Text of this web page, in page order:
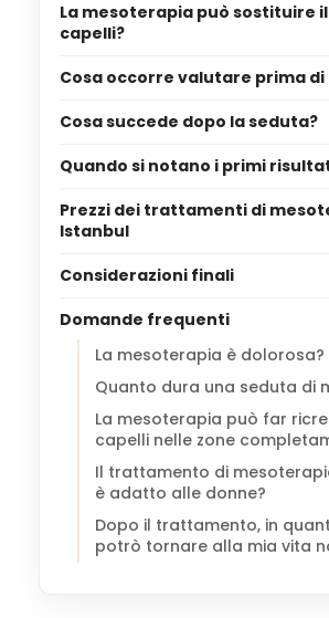
La mesoterapia può sostituire
capelli?
Cosa occorre valutare prima di
Cosa succede dopo la seduta?
Quando si notano i primi
Prezzi dei trattamenti di
Istanbul
Considerazioni finali
Domande frequenti
La mesoterapia è dolorosa?
Quanto dura una seduta di
La mesoterapia può far
capelli nelle zone
Il trattamento di
è adatto alle donne?
Dopo il trattamento, in
potrò tornare alla mia vita